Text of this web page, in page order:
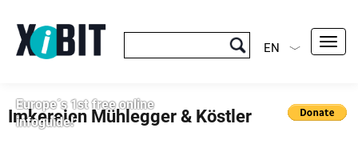
Europe´s 1st free online
infoguide!
EN
Imkereien Mühlegger & Köstler